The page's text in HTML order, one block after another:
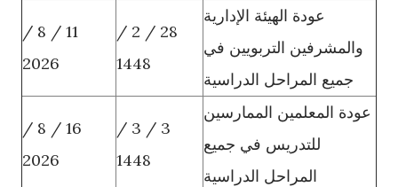
عودة الهيئة الإدارية
والمشرفين التربويين في
جميع المراحل الدراسية
28 / 2 /
1448
11 / 8 /
2026
عودة المعلمين الممارسين
للتدريس في جميع
المراحل الدراسية
3 / 3 /
1448
16 / 8 /
2026